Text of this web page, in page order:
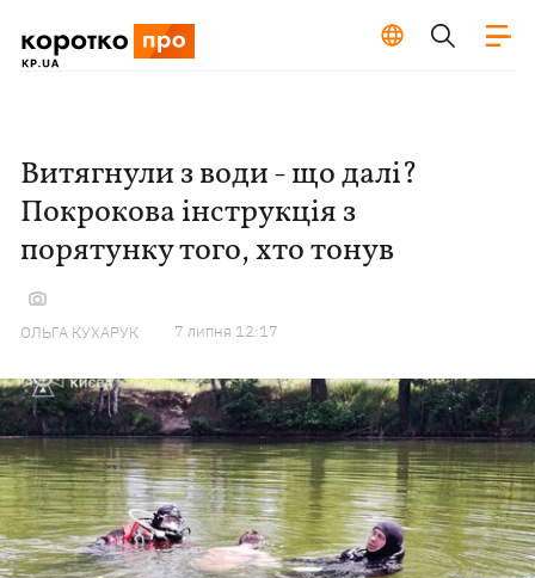
Витягнули з води - що далі?
Покрокова інструкція з
порятунку того, хто тонув
ОЛЬГА КУХАРУК 7 липня 12:17